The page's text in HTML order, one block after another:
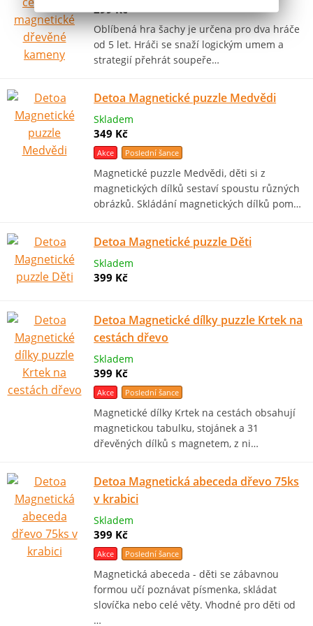
299 Kč
Oblíbená hra šachy je určena pro dva hráče
od 5 let. Hráči se snaží logickým umem a
strategií přehrát soupeře…
Detoa Magnetické puzzle Medvědi
Skladem
349 Kč
Akce Poslední šance
Magnetické puzzle Medvědi, děti si z
magnetických dílků sestaví spoustu různých
obrázků. Skládání magnetických dílků pom…
Detoa Magnetické puzzle Děti
Skladem
399 Kč
Detoa Magnetické dílky puzzle Krtek na
cestách dřevo
Skladem
399 Kč
Akce Poslední šance
Magnetické dílky Krtek na cestách obsahují
magnetickou tabulku, stojánek a 31
dřevěných dílků s magnetem, z ni…
Detoa Magnetická abeceda dřevo 75ks
v krabici
Skladem
399 Kč
Akce Poslední šance
Magnetická abeceda - děti se zábavnou
formou učí poznávat písmenka, skládat
slovíčka nebo celé věty. Vhodné pro děti od
…